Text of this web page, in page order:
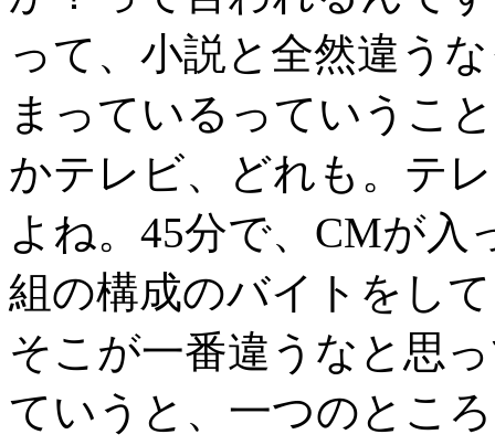
って、小説と全然違う
まっているっていうこ
かテレビ、どれも。テ
よね。45分で、CMが
組の構成のバイトをし
そこが一番違うなと思
ていうと、一つのとこ